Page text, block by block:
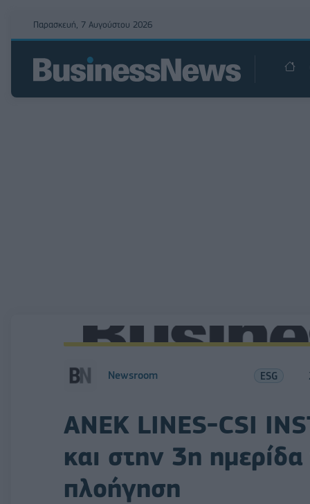
Παρασκευή, 7 Αυγούστου 2026
Newsroom ESG
ANEK LINES-CSI
και στην 3η ημερίδα
πλοήγηση